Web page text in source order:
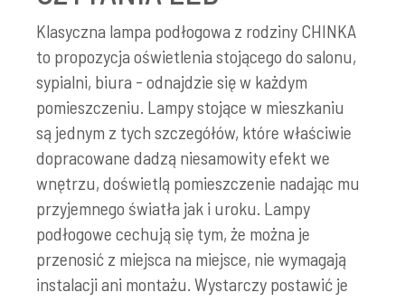
Klasyczna lampa podłogowa z rodziny CHINKA
to propozycja oświetlenia stojącego do salonu,
sypialni, biura - odnajdzie się w każdym
pomieszczeniu. Lampy stojące w mieszkaniu
są jednym z tych szczegółów, które właściwie
dopracowane dadzą niesamowity efekt we
wnętrzu, doświetlą pomieszczenie nadając mu
przyjemnego światła jak i uroku. Lampy
podłogowe cechują się tym, że można je
przenosić z miejsca na miejsce, nie wymagają
instalacji ani montażu. Wystarczy postawić je